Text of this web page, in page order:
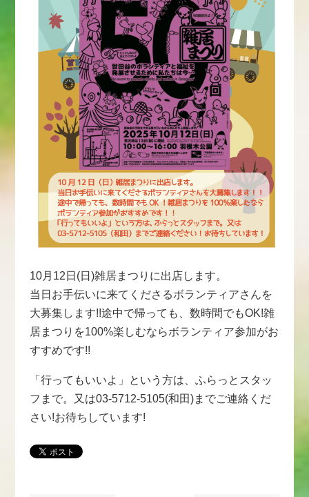
10月12日(日)雑居まつりに出店します。
当日お手伝いに来てくださるボランティアさんを
大募集します!!途中で帰っても、数時間でもOK!雑
居まつりを100%楽しむならボランティア参加がお
すすめです!!
「行ってもいいよ」という方は、ふらっとスタッ
フまで。又は03-5712-5105(和田)までご連絡くだ
さい!お待ちしています!